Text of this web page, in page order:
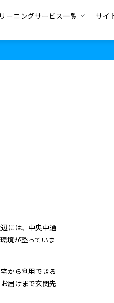
ーニングサービス一覧 サイ
には、中央中通
境が整っていま
から利用できる
届けまで玄関先